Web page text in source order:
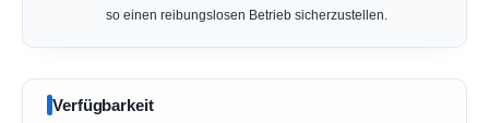
so einen reibungslosen Betrieb sicherzustellen.
Verfügbarkeit